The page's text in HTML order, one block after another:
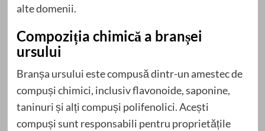
alte domenii.
Compoziția chimică a branșei
ursului
Branșa ursului este compusă dintr-un amestec de
compuși chimici, inclusiv flavonoide, saponine,
taninuri și alți compuși polifenolici. Acești
compuși sunt responsabili pentru proprietățile